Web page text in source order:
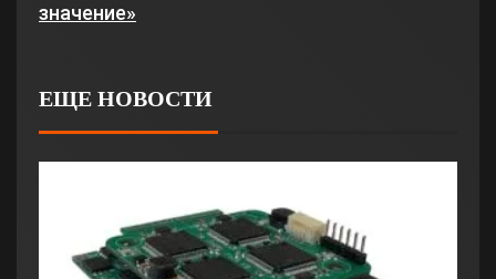
значение»
ЕЩЕ НОВОСТИ